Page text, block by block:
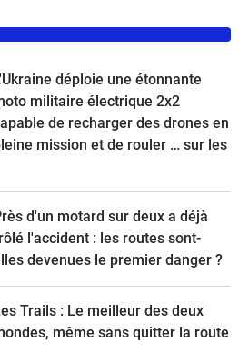
déploie une étonnante
militaire électrique 2x2
de recharger des drones en
mission et de rouler … sur les
d'un motard sur deux a déjà
l'accident : les routes sont-
devenues le premier danger ?
Trails : Le meilleur des deux
même sans quitter la route